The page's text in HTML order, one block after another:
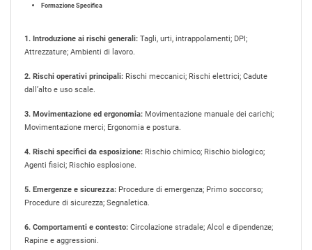
Formazione Specifica
1. Introduzione ai rischi generali: Tagli, urti, intrappolamenti; DPI;
Attrezzature; Ambienti di lavoro.
2. Rischi operativi principali: Rischi meccanici; Rischi elettrici; Cadute
dall’alto e uso scale.
3. Movimentazione ed ergonomia: Movimentazione manuale dei carichi;
Movimentazione merci; Ergonomia e postura.
4. Rischi specifici da esposizione: Rischio chimico; Rischio biologico;
Agenti fisici; Rischio esplosione.
5. Emergenze e sicurezza: Procedure di emergenza; Primo soccorso;
Procedure di sicurezza; Segnaletica.
6. Comportamenti e contesto: Circolazione stradale; Alcol e dipendenze;
Rapine e aggressioni.